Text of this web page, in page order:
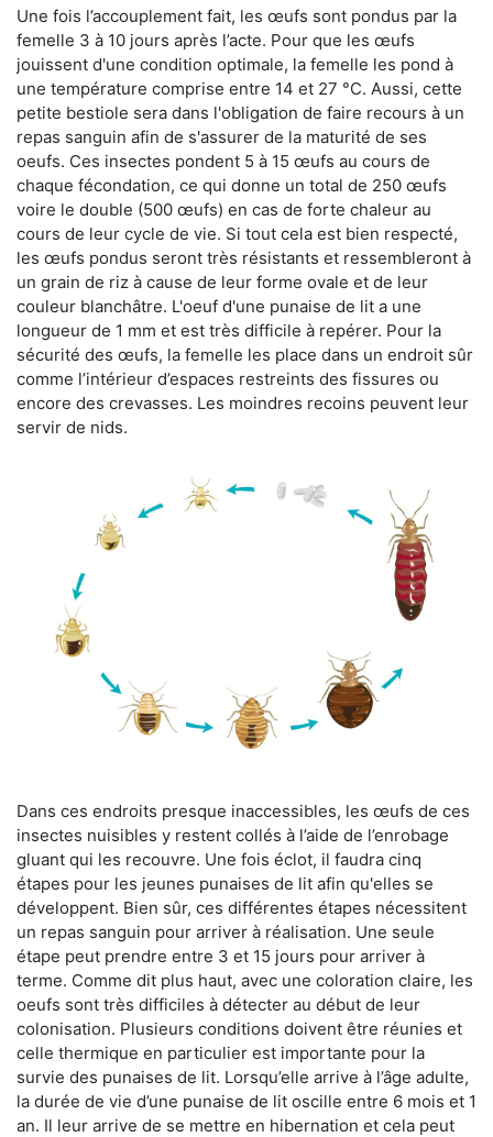
Une fois l’accouplement fait, les œufs sont pondus par la
femelle 3 à 10 jours après l’acte. Pour que les œufs
jouissent d'une condition optimale, la femelle les pond à
une température comprise entre 14 et 27 °C. Aussi, cette
petite bestiole sera dans l'obligation de faire recours à un
repas sanguin afin de s'assurer de la maturité de ses
oeufs. Ces insectes pondent 5 à 15 œufs au cours de
chaque fécondation, ce qui donne un total de 250 œufs
voire le double (500 œufs) en cas de forte chaleur au
cours de leur cycle de vie. Si tout cela est bien respecté,
les œufs pondus seront très résistants et ressembleront à
un grain de riz à cause de leur forme ovale et de leur
couleur blanchâtre. L'oeuf d'une punaise de lit a une
longueur de 1 mm et est très difficile à repérer. Pour la
sécurité des œufs, la femelle les place dans un endroit sûr
comme l’intérieur d’espaces restreints des fissures ou
encore des crevasses. Les moindres recoins peuvent leur
servir de nids.
Dans ces endroits presque inaccessibles, les œufs de ces
insectes nuisibles y restent collés à l’aide de l’enrobage
gluant qui les recouvre. Une fois éclot, il faudra cinq
étapes pour les jeunes punaises de lit afin qu'elles se
développent. Bien sûr, ces différentes étapes nécessitent
un repas sanguin pour arriver à réalisation. Une seule
étape peut prendre entre 3 et 15 jours pour arriver à
terme. Comme dit plus haut, avec une coloration claire, les
oeufs sont très difficiles à détecter au début de leur
colonisation. Plusieurs conditions doivent être réunies et
celle thermique en particulier est importante pour la
survie des punaises de lit. Lorsqu’elle arrive à l’âge adulte,
la durée de vie d’une punaise de lit oscille entre 6 mois et 1
an. Il leur arrive de se mettre en hibernation et cela peut